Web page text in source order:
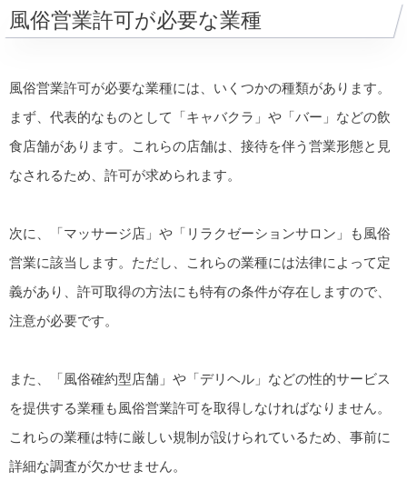
風俗営業許可が必要な業種
風俗営業許可が必要な業種には、いくつかの種類があります。
まず、代表的なものとして「キャバクラ」や「バー」などの飲
食店舗があります。これらの店舗は、接待を伴う営業形態と見
なされるため、許可が求められます。
次に、「マッサージ店」や「リラクゼーションサロン」も風俗
営業に該当します。ただし、これらの業種には法律によって定
義があり、許可取得の方法にも特有の条件が存在しますので、
注意が必要です。
また、「風俗確約型店舗」や「デリヘル」などの性的サービス
を提供する業種も風俗営業許可を取得しなければなりません。
これらの業種は特に厳しい規制が設けられているため、事前に
詳細な調査が欠かせません。